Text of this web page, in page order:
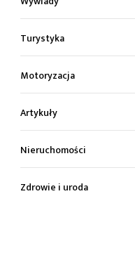
Turystyka
Motoryzacja
Artykuły
Nieruchomości
Zdrowie i uroda